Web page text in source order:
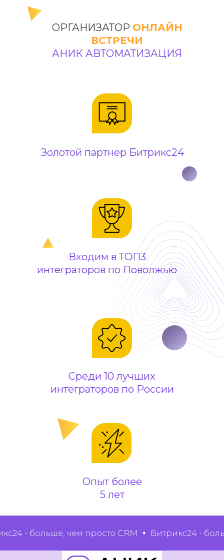
ОРГАНИЗАТОР ОНЛАЙН
ВСТРЕЧИ
АНИК АВТОМАТИЗАЦИЯ
Золотой партнер Битрикс24
Входим в ТОП3
интеграторов по Поволжью
Среди 10 лучших
интеграторов по России
Опыт более
5 лет
- больше, чем просто CRM Битрикс24 - больше,